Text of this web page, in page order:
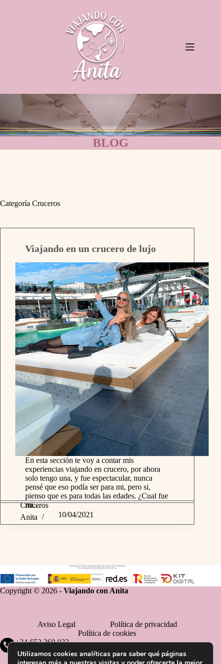
BLOG
Categoría Cruceros
Cruceros
Viajando en un crucero de lujo
En esta sección te voy a contar mis
experiencias viajando en crucero, por ahora
solo tengo una, y fue espectacular, nunca
pensé que eso podía ser para mi, pero si,
pienso que es para todas las edades. ¿Cual fue
mi…
Anita
10/04/2021
Copyright © 2026 - Viajando con Anita
Aviso Legal
Política de privacidad
Política de cookies
+34 652 360 023
Utilizamos cookies analíticas para saber qué páginas